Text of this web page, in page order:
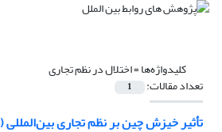
کلیدواژه‌ها =اختلال در نظم تجاری
تعداد مقالات: 1
تأثیر خیزش چین بر نظم تجاری بین‌المللی (2001-2020)